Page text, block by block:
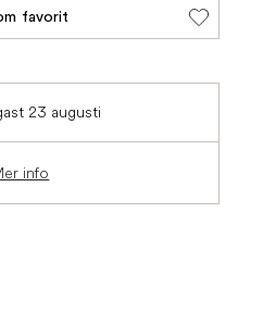
favorit
23 augusti
info